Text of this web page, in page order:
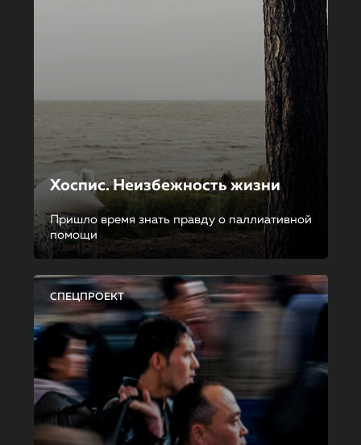
Хоспис. Неизбежность жизни
Пришло время знать правду о паллиативной
помощи
СПЕЦПРОЕКТ